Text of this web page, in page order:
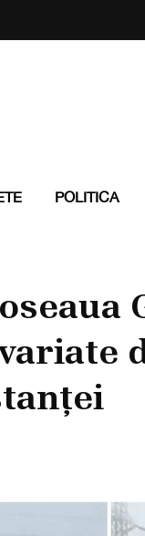
POLITICA